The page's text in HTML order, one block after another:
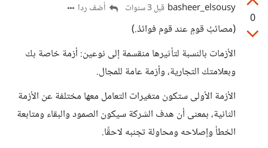
0
basheer_elsousy قبل 3 سنوات أضف ردا
(مصائبُ قومٍ عند قوم فوائدُ.)
الأزمات بالنسبة لتأثيرها منقسمة إلى نوعين: أزمة خاصة بك
وبعلامتك التجارية، وأزمة عامة للمجال.
الأزمة الأولى ستكون متغيرات التعامل معها مختلفة عن الأزمة
الثانية، بمعنى أن هدف الشركة سيكون الصمود والبقاء ومتابعة
الخطأ وإصلاحه ومحاولة تجنبه لاحقًا.